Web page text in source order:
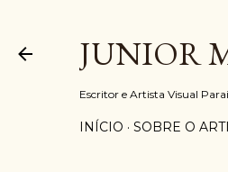
JUNIOR
Escritor e Artista Visual
INÍCIO SOBRE O